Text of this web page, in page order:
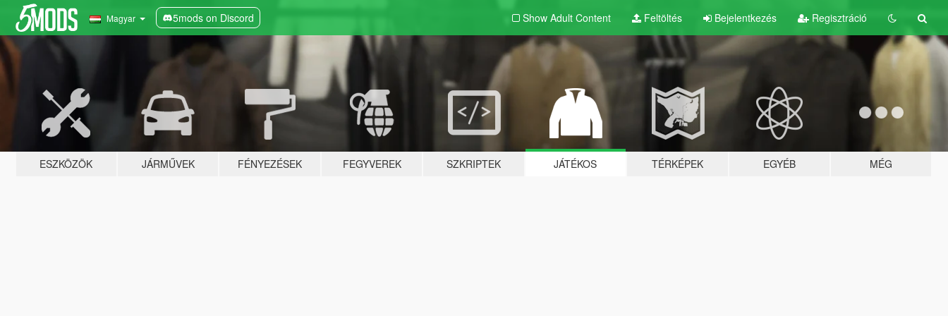
Magyar 5mods on Discord Show Adult Content Feltöltés Bejelentkezés Regisztráció
ESZKÖZÖK JÁRMŰVEK FÉNYEZÉSEK FEGYVEREK SZKRIPTEK JÁTÉKOS TÉRKÉPEK EGYÉB MÉG